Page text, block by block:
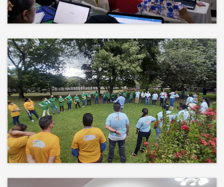
Más que un auditorio, el corazón
de tu evento